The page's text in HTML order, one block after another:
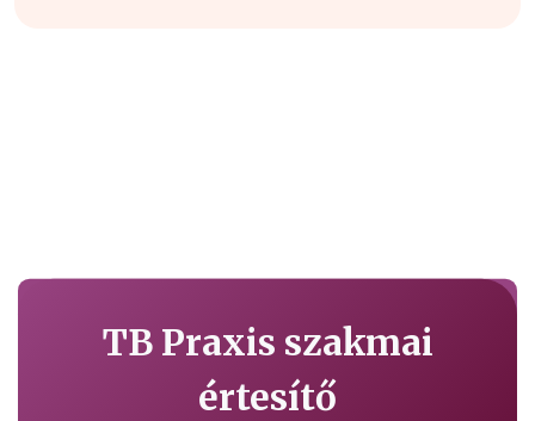
TB Praxis szakmai
értesítő